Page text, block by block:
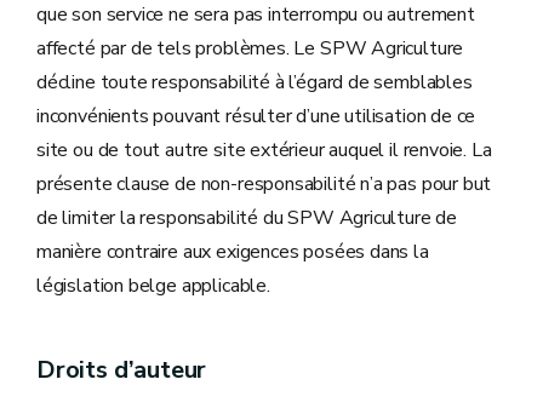
que son service ne sera pas interrompu ou autrement
affecté par de tels problèmes. Le SPW Agriculture
décline toute responsabilité à l’égard de semblables
inconvénients pouvant résulter d’une utilisation de ce
site ou de tout autre site extérieur auquel il renvoie. La
présente clause de non-responsabilité n’a pas pour but
de limiter la responsabilité du SPW Agriculture de
manière contraire aux exigences posées dans la
législation belge applicable.
Droits d’auteur